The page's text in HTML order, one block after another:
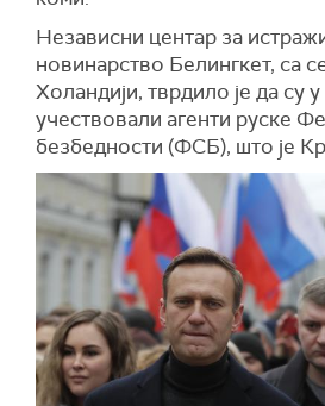
Независни центар за
новинарство Белингкет, са
Холандији, тврдило је да су
учествовали агенти руске
безбедности (ФСБ), што је